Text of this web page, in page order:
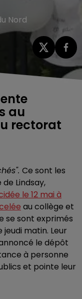
Nord
au
rectorat
Ce sont les
Lindsay,
le 12 mai à
au collège et
se sont exprimés
matin. Leur
le dépôt
à personne
et pointe leur